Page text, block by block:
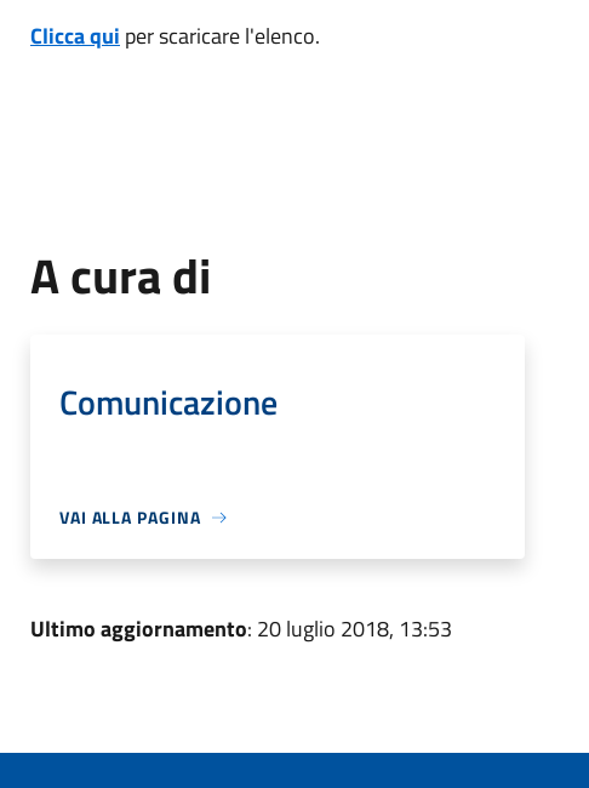
Clicca qui per scaricare l'elenco.
A cura di
Comunicazione
VAI ALLA PAGINA
Ultimo aggiornamento: 20 luglio 2018, 13:53